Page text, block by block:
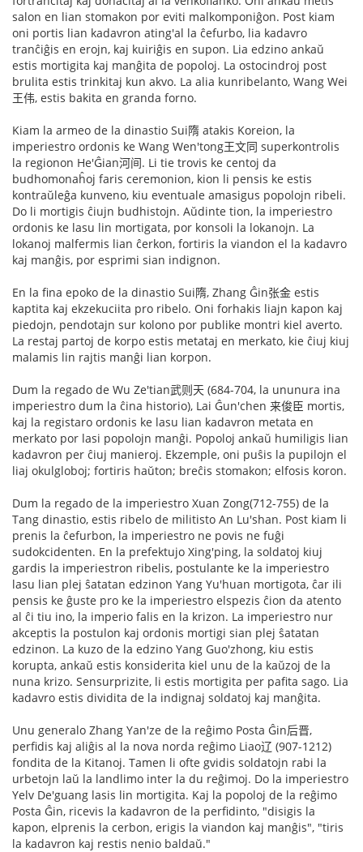
salon en lian stomakon por eviti malkomponiĝon. Post kiam
oni portis lian kadavron ating'al la ĉefurbo, lia kadavro
tranĉiĝis en erojn, kaj kuiriĝis en supon. Lia edzino ankaŭ
estis mortigita kaj manĝita de popoloj. La ostocindroj post
brulita estis trinkitaj kun akvo. La alia kunribelanto, Wang Wei
王伟, estis bakita en granda forno.
Kiam la armeo de la dinastio Sui隋 atakis Koreion, la
imperiestro ordonis ke Wang Wen'tong王文同 superkontrolis
la regionon He'Ĝian河间. Li tie trovis ke centoj da
budhomonaĥoj faris ceremonion, kion li pensis ke estis
kontraŭleĝa kunveno, kiu eventuale amasigus popolojn ribeli.
Do li mortigis ĉiujn budhistojn. Aŭdinte tion, la imperiestro
ordonis ke lasu lin mortigata, por konsoli la lokanojn. La
lokanoj malfermis lian ĉerkon, fortiris la viandon el la kadavro
kaj manĝis, por esprimi sian indignon.
En la fina epoko de la dinastio Sui隋, Zhang Ĝin张金 estis
kaptita kaj ekzekuciita pro ribelo. Oni forhakis liajn kapon kaj
piedojn, pendotajn sur kolono por publike montri kiel averto.
La restaj partoj de korpo estis metataj en merkato, kie ĉiuj kiuj
malamis lin rajtis manĝi lian korpon.
Dum la regado de Wu Ze'tian武则天 (684-704, la ununura ina
imperiestro dum la ĉina historio), Lai Ĝun'chen 来俊臣 mortis,
kaj la registaro ordonis ke lasu lian kadavron metata en
merkato por lasi popolojn manĝi. Popoloj ankaŭ humiligis lian
kadavron per ĉiuj manieroj. Ekzemple, oni puŝis la pupilojn el
liaj okulgloboj; fortiris haŭton; breĉis stomakon; elfosis koron.
Dum la regado de la imperiestro Xuan Zong(712-755) de la
Tang dinastio, estis ribelo de militisto An Lu'shan. Post kiam li
prenis la ĉefurbon, la imperiestro ne povis ne fuĝi
sudokcidenten. En la prefektujo Xing'ping, la soldatoj kiuj
gardis la imperiestron ribelis, postulante ke la imperiestro
lasu lian plej ŝatatan edzinon Yang Yu'huan mortigota, ĉar ili
pensis ke ĝuste pro ke la imperiestro elspezis ĉion da atento
al ĉi tiu ino, la imperio falis en la krizon. La imperiestro nur
akceptis la postulon kaj ordonis mortigi sian plej ŝatatan
edzinon. La kuzo de la edzino Yang Guo'zhong, kiu estis
korupta, ankaŭ estis konsiderita kiel unu de la kaŭzoj de la
nuna krizo. Sensurprizite, li estis mortigita per pafita sago. Lia
kadavro estis dividita de la indignaj soldatoj kaj manĝita.
Unu generalo Zhang Yan'ze de la reĝimo Posta Ĝin后晋,
perfidis kaj aliĝis al la nova norda reĝimo Liao辽 (907-1212)
fondita de la Kitanoj. Tamen li ofte gvidis soldatojn rabi la
urbetojn laŭ la landlimo inter la du reĝimoj. Do la imperiestro
Yelv De'guang lasis lin mortigita. Kaj la popoloj de la reĝimo
Posta Ĝin, ricevis la kadavron de la perfidinto, "disigis la
kapon, elprenis la cerbon, erigis la viandon kaj manĝis", "tiris
la kadavron kaj restis nenio baldaŭ."